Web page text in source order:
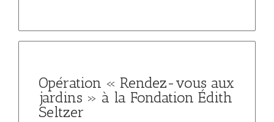
Opération « Rendez-vous aux
jardins » à la Fondation Édith
Seltzer